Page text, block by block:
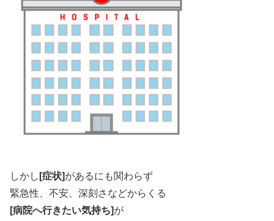
しかし [症状]があるにも関わらず
緊急性、不安、深刻さなどからくる
[病院へ行きたい気持ち]が